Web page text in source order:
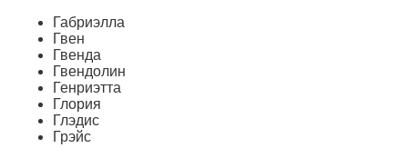
Габриэлла
Гвен
Гвенда
Гвендолин
Генриэтта
Глория
Глэдис
Грэйс